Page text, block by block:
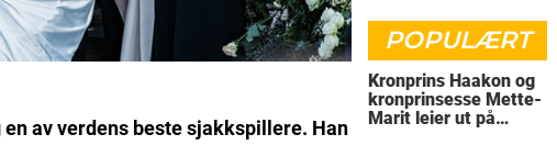
av verdens beste sjakkspillere. Han
POPULÆRT
Kronprins Haakon og
kronprinsesse Mette-
Marit leier ut på